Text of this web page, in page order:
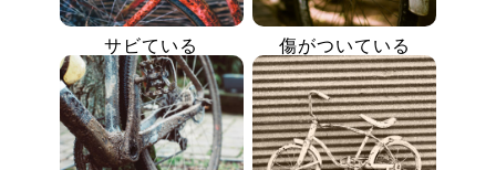
サビている 傷がついている